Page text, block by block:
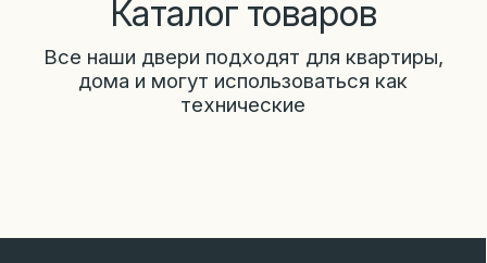
Все наши двери подходят для квартиры,
дома и могут использоваться как
технические